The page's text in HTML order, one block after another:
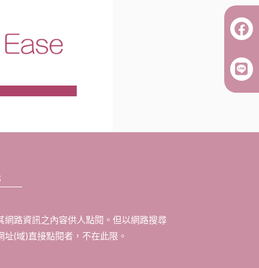
網路資訊之內容供人點閱。但以網路搜尋
(域)直接點閱者，不在此限。